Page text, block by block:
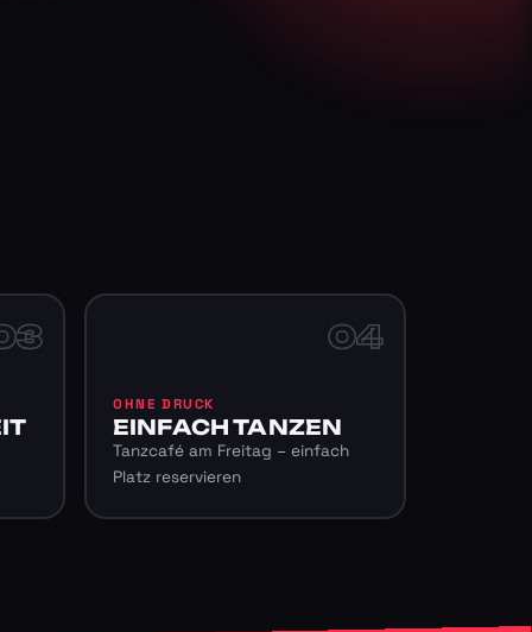
04
OHNE DRUCK
EINFACH TANZEN
Tanzcafé am Freitag – einfach
Platz reservieren